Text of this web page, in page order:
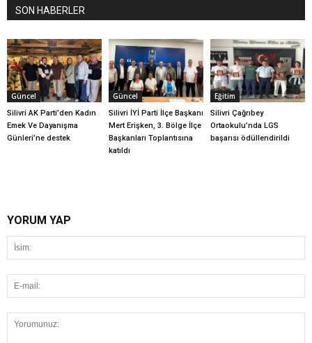
SON HABERLER
Güncel
Silivri AK Parti’den Kadın
Emek Ve Dayanışma
Günleri’ne destek
Güncel
Silivri İYİ Parti İlçe Başkanı
Mert Erişken, 3. Bölge İlçe
Başkanları Toplantısına
katıldı
Eğitim
Silivri Çağrıbey
Ortaokulu’nda LGS
başarısı ödüllendirildi
YORUM YAP